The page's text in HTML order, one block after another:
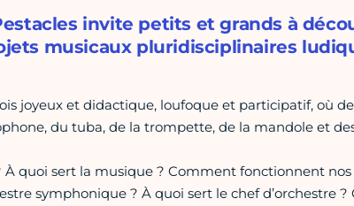
invite petits et grands à
musicaux pluridisciplinaires
joyeux et didactique, loufoque et participatif, où
du tuba, de la trompette, de la mandole et
quoi sert la musique ? Comment fonctionnent nos
symphonique ? À quoi sert le chef d’orchestre